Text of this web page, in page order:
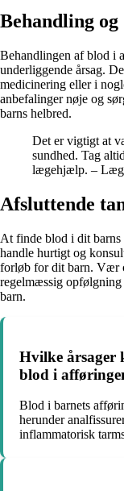
Behandling
Behandlingen af blod i
underliggende årsag.
medicinering eller i
anbefalinger nøje og
barns helbred.
Det er vigtigt at
sundhed. Tag
lægehjælp. –
Afsluttende
At finde blod i dit
handle hurtigt og
forløb for dit barn. Vær
regelmæssig
barn.
Hvilke årsager
blod i
Blod i barnets
herunder
inflammatorisk